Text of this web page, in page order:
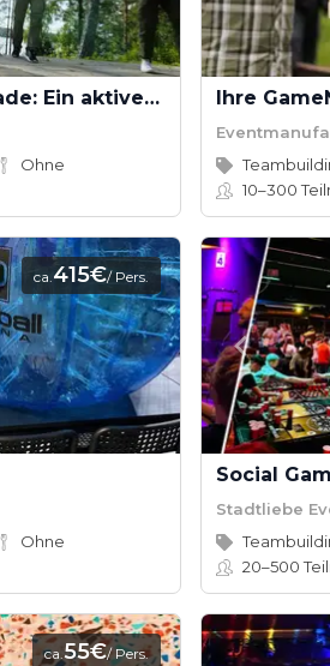
Outdoor-Olympiade: Ein aktives Teamevent voller Spaß
Ohne
10–300
ca.415€/ Pers.
Ohne
Stadtliebe
20–500
ca.55€/ Pers.